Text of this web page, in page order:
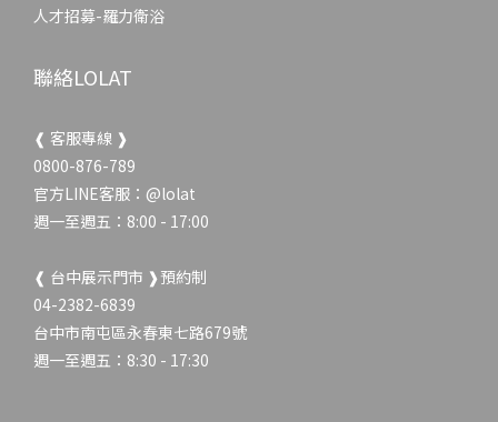
人才招募-羅力衛浴
聯絡LOLAT
❰ 客服專線 ❱
0800-876-789
官方LINE客服： @lolat
週一至週五：8:00 - 17:00
❰ 台中展示門市 ❱預約制
04-2382-6839
台中市南屯區永春東七路679號
週一至週五：8:30 - 17:30